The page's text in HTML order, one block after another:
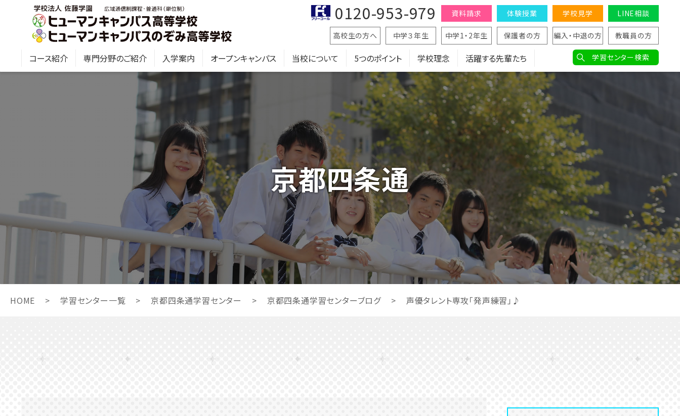
コース紹介 専門分野のご紹介 入学案内 オープンキャンパス 当校について 5つのポイント 学校理念 活躍する先輩たち
資料請求 体験授業 学校見学 LINE相談
高校生の方へ 中学３年生 中学1・2年生 保護者の方 編入・中退の方 教職員の方
学習センター検索
0120-953-979
京都四条通
HOME > 学習センター一覧 > 京都四条通学習センター > 京都四条通学習センターブログ > 声優タレント専攻「発声練習」♪